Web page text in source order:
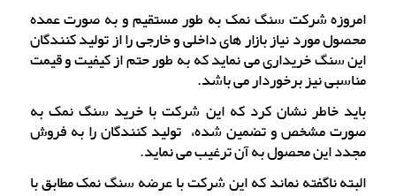
امروزه شرکت سنگ نمک به طور مستقیم و به صورت عمده
محصول مورد نیاز بازار های داخلی و خارجی را از تولید کنندگان
این سنگ خریداری می نماید که به طور حتم از کیفیت و قیمت
مناسبی نیز برخوردار می باشد.
باید خاطر نشان کرد که این شرکت با خرید سنگ نمک به
صورت مشخص و تضمین شده، تولید کنندگان را به فروش
مجدد این محصول به آن ترغیب می نماید.
البته ناگفته نماند که این شرکت با عرضه سنگ نمک مطابق با